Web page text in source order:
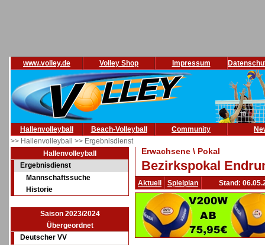
www.volley.de Volley Shop Impressum
Hallenvolleyball Beach-Volleyball Community
>> Hallenvolleyball >> Ergebnisdienst
Hallenvolleyball
Ergebnisdienst
Mannschaftssuche
Historie
Saison 2023/2024
Übergeordnet
Deutscher VV
Erwachsene \ Pokal
Bezirkspokal
Aktuell Spielplan Stand: